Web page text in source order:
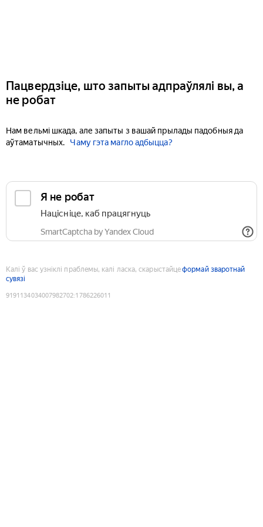
Пацвердзіце, што запыты адпраўлялі вы, а
не робат
Нам вельмі шкада, але запыты з вашай прылады падобныя да
аўтаматычных.
Чаму гэта магло адбыцца?
Я не робат
Націсніце, каб працягнуць
SmartCaptcha by Yandex Cloud
Калі ў вас узніклі праблемы, калі ласка, скарыстайцеформай зваротнай
сувязі
9191134034007982702:1786226011